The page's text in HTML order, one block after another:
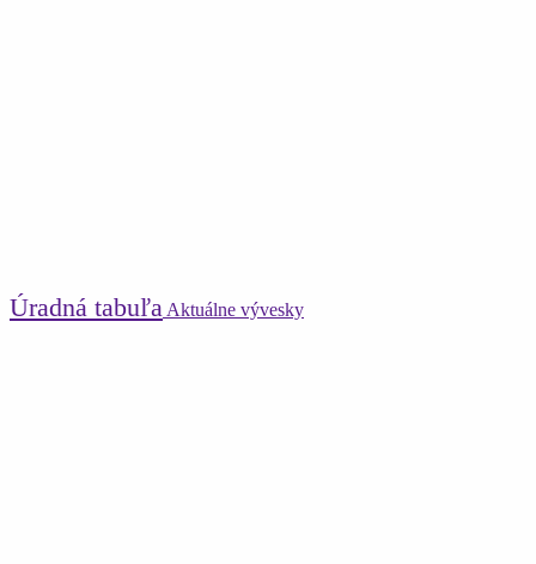
Úradná tabuľa Aktuálne vývesky